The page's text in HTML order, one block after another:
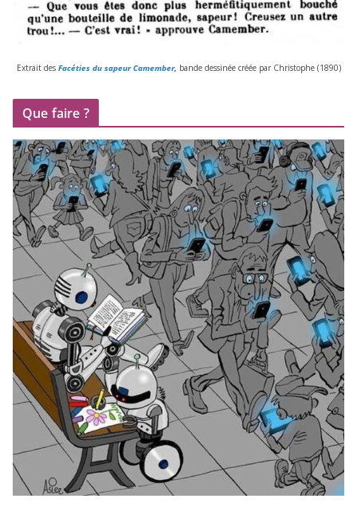
Extrait desFacéties du sapeur Camember, bande des­si­née créée par Christophe (1890)
Que faire ?